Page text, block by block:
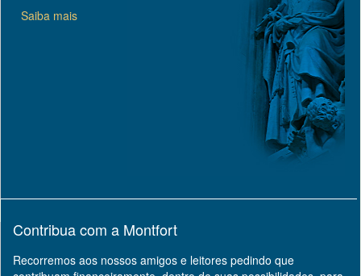
Saiba mais
Contribua com a Montfort
Recorremos aos nossos amigos e leitores pedindo que